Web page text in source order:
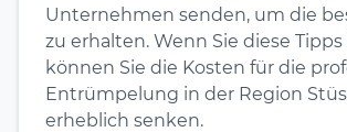
Unternehmen senden, um die
zu erhalten. Wenn Sie diese
können Sie die Kosten für die
Entrümpelung in der Region
erheblich senken.